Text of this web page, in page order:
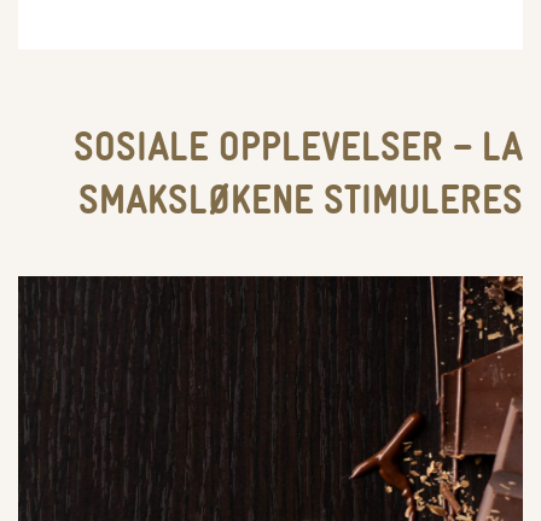
SOSIALE OPPLEVELSER – LA
SMAKSLØKENE STIMULERES